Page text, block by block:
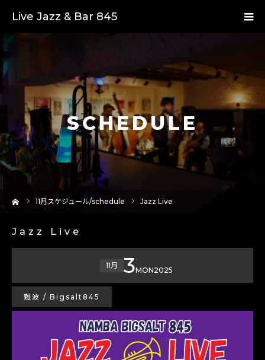
Live Jazz & Bar 845
SCHEDULE
11月スケジュール/schedule Jazz Live
Jazz Live
11月 3MON2025
難波 / Bigsalt845